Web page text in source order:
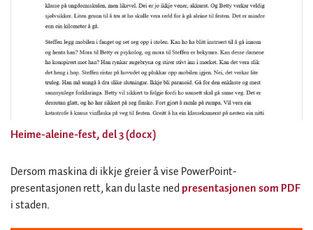
Heime-aleine-fest, del 3 (docx)
Dersom maskina di ikkje greier å vise PowerPoint-
presentasjonen rett, kan du laste ned presentasjonen som PDF
i staden.